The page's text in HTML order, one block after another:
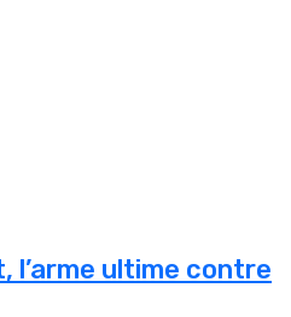
l’arme ultime contre